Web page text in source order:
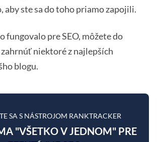
aby ste sa do toho priamo zapojili.
fungovalo pre SEO, môžete do
niektoré z najlepších
blogu.
SA S NÁSTROJOM RANKTRACKER
"VŠETKO V JEDNOM" PRE